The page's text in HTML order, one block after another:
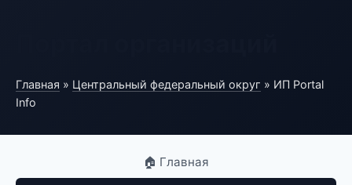
Главная » Центральный федеральный округ » ИП Portal
Info
🏠 Главная